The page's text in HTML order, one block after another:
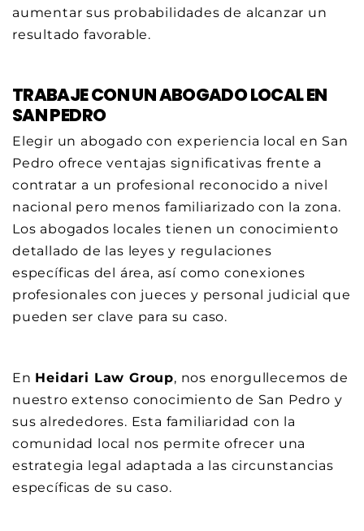
aumentar sus probabilidades de alcanzar un
resultado favorable.
TRABAJE CON UN ABOGADO LOCAL EN
SAN PEDRO
Elegir un abogado con experiencia local en San
Pedro ofrece ventajas significativas frente a
contratar a un profesional reconocido a nivel
nacional pero menos familiarizado con la zona.
Los abogados locales tienen un conocimiento
detallado de las leyes y regulaciones
específicas del área, así como conexiones
profesionales con jueces y personal judicial que
pueden ser clave para su caso.
En Heidari Law Group, nos enorgullecemos de
nuestro extenso conocimiento de San Pedro y
sus alrededores. Esta familiaridad con la
comunidad local nos permite ofrecer una
estrategia legal adaptada a las circunstancias
específicas de su caso.